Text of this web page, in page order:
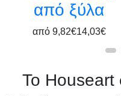
από ξύλα
από 9,82€14,03€
Το Houseart